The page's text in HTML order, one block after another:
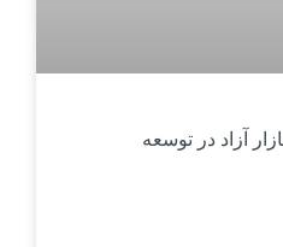
بازار آزاد در توسعه